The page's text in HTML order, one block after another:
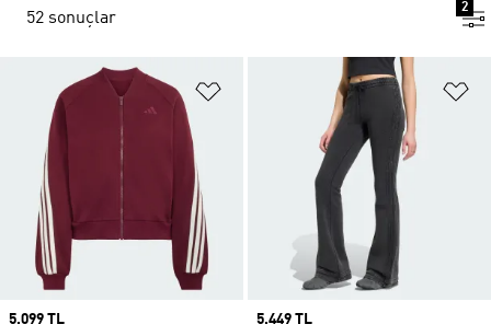
52 sonuçlar
2
Favori Listesine Ekle
Price
5.099 TL
Price
5.449 TL